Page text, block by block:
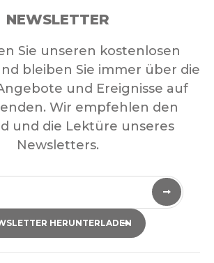
NEWSLETTER
Sie unseren kostenlosen
bleiben Sie immer über die
und Ereignisse auf
Wir empfehlen den
und die Lektüre unseres
Newsletters.
HERUNTERLADEN